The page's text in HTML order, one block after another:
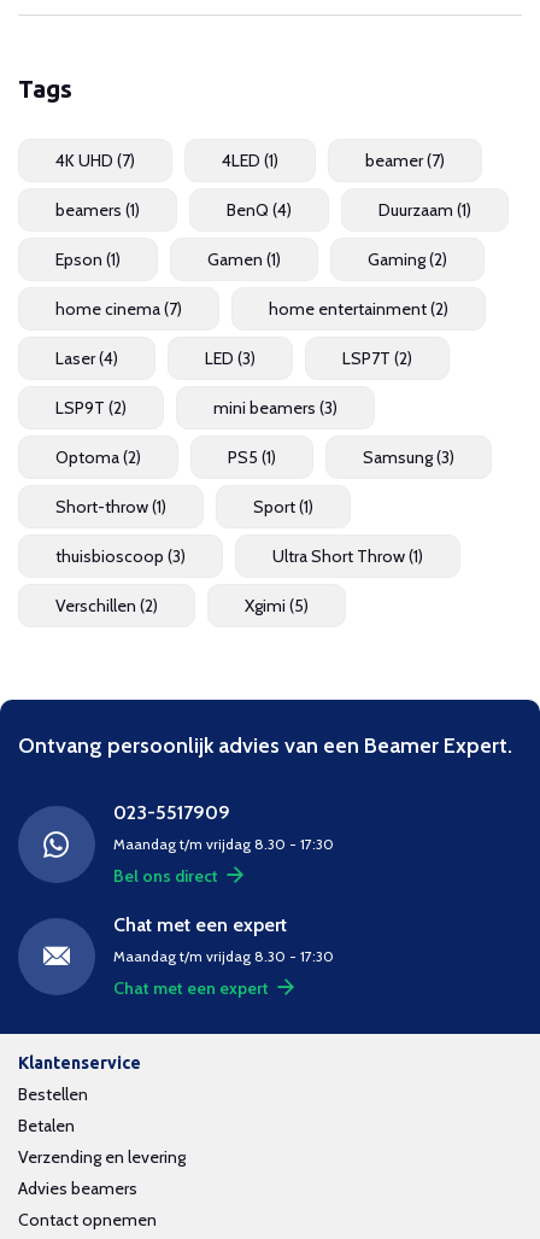
Tags
4K UHD (7) 4LED (1) beamer(7)
beamers (1) BenQ (4) Duurzaam (1)
Epson (1) Gamen (1) Gaming(2)
home cinema(7) home entertainment(2)
Laser(4) LED (3) LSP7T (2)
LSP9T (2) mini beamers (3)
Optoma(2) PS5 (1) Samsung(3)
Short-throw(1) Sport(1)
thuisbioscoop (3) Ultra Short Throw(1)
Verschillen (2) Xgimi (5)
Ontvang persoonlijk advies van een Beamer Expert.
023-5517909
Maandag t/m vrijdag 8.30 - 17:30
Bel ons direct
Chat met een expert
Maandag t/m vrijdag 8.30 - 17:30
Chat met een expert
Klantenservice
Bestellen
Betalen
Verzending en levering
Advies beamers
Contact opnemen